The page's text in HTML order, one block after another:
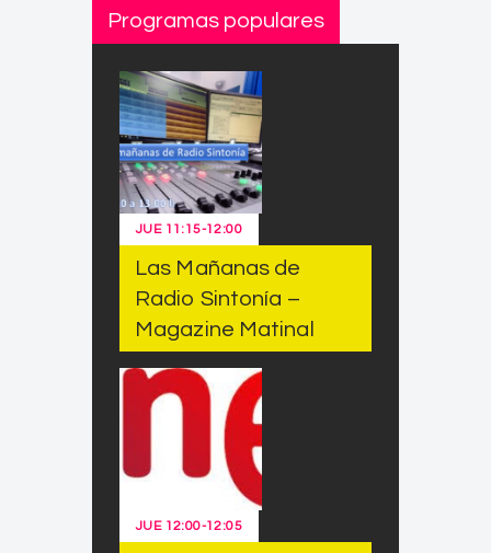
Programas populares
JUE 11:15-12:00
Las Mañanas de
Radio Sintonía –
Magazine Matinal
JUE 12:00-12:05